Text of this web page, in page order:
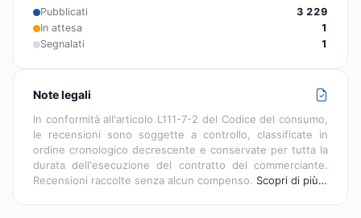
Pubblicati
3 229
In attesa
1
Segnalati
1
Note legali
In conformità all'articolo L111-7-2 del Codice del consumo,
le recensioni sono soggette a controllo, classificate in
ordine cronologico decrescente e conservate per tutta la
durata dell'esecuzione del contratto del commerciante.
Recensioni raccolte senza alcun compenso. Scopri di più…